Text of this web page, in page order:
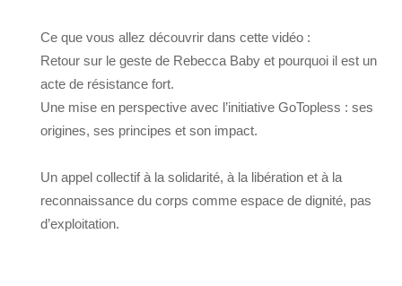
Ce que vous allez découvrir dans cette vidéo :
Retour sur le geste de Rebecca Baby et pourquoi il est un
acte de résistance fort.
Une mise en perspective avec l’initiative GoTopless : ses
origines, ses principes et son impact.
Un appel collectif à la solidarité, à la libération et à la
reconnaissance du corps comme espace de dignité, pas
d’exploitation.